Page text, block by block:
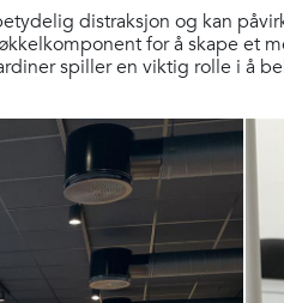
distraksjon og kan
for å skape et
spiller en viktig rolle i å